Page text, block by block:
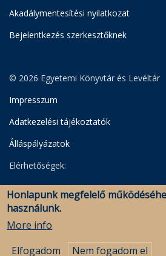
Akadálymentesítési nyilatkozat
Bejelentkezés szerkesztőknek
© 2026 Egyetemi Könyvtár és Levéltár
Impresszum
Adatkezelési tájékoztatók
Álláspályázatok
Elérhetőségek:
Egyetemi Könyvtár
Levéltár
Savaria Könyvtár és Levéltár
Honlapunk megfelelő
használunk.
More info
Elfogadom
Nem fogadom el